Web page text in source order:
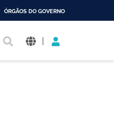
ÓRGÃOS DO GOVERNO
|